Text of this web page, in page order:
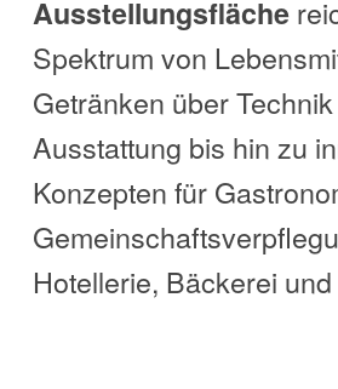
Ausstellungsfläche
Spektrum von
Getränken über
Ausstattung bis hin zu
Konzepten für
Hotellerie, Bäckerei